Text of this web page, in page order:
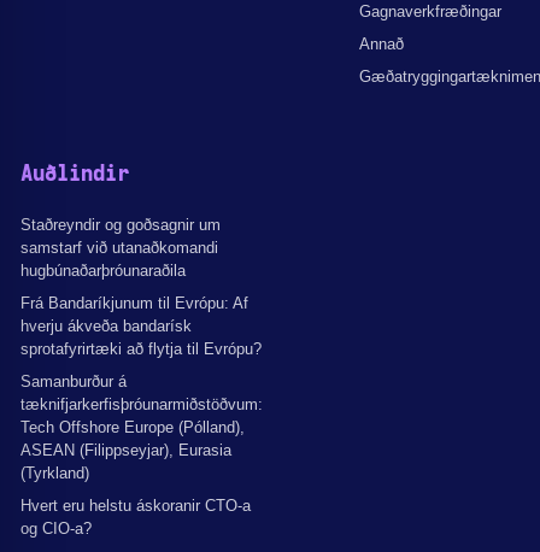
Gagnaverkfræðingar
Annað
Auðlindir
Staðreyndir og goðsagnir um
samstarf við utanaðkomandi
hugbúnaðarþróunaraðila
Frá Bandaríkjunum til Evrópu: Af
hverju ákveða bandarísk
sprotafyrirtæki að flytja til Evrópu?
Samanburður á
tæknifjarkerfisþróunarmiðstöðvum:
Tech Offshore Europe (Pólland),
ASEAN (Filippseyjar), Eurasia
(Tyrkland)
Hvert eru helstu áskoranir CTO-a
og CIO-a?